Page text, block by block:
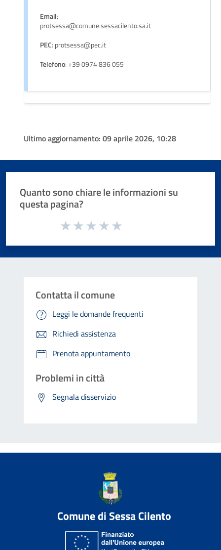
Email:
protsessa@comune.sessacilento.sa.it
PEC: protsessa@pec.it
Telefono: +39 0974 836 055
Ultimo aggiornamento: 09 aprile 2026, 10:28
Quanto sono chiare le informazioni su
questa pagina?
Valuta da 1 a 5 stelle la pagina
Contatta il comune
Leggi le domande frequenti
Richiedi assistenza
Prenota appuntamento
Problemi in città
Segnala disservizio
Comune di Sessa Cilento